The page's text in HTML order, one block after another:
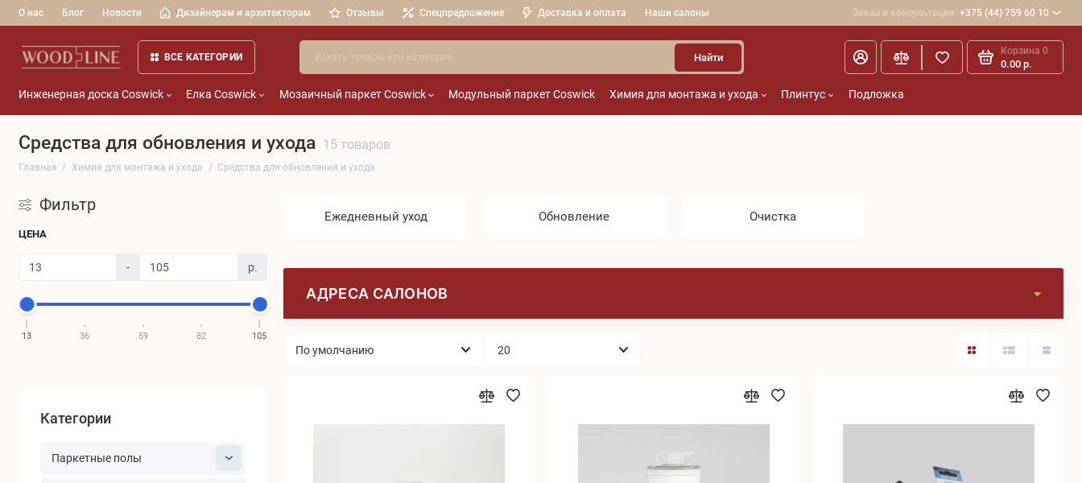
О нас Блог Новости Дизайнерам и архитекторам Отзывы Спецпредложение Доставка и оплата Наши салоны Заказ и консультация +375 (44) 759 60 10
ВСЕ КАТЕГОРИИ Найти
Корзина 0
0.00 р.
Инженерная доска Coswick Елка Coswick Мозаичный паркет Coswick Модульный паркет Coswick Химия для монтажа и ухода Плинтус Подложка
Средства для обновления и ухода 15 товаров
Главная Химия для монтажа и ухода Средства для обновления и ухода
Фильтр
ЦЕНА
- р.
13 36 59 82 105
Категории
Паркетные полы
Ежедневный уход Обновление Очистка
АДРЕСА САЛОНОВ